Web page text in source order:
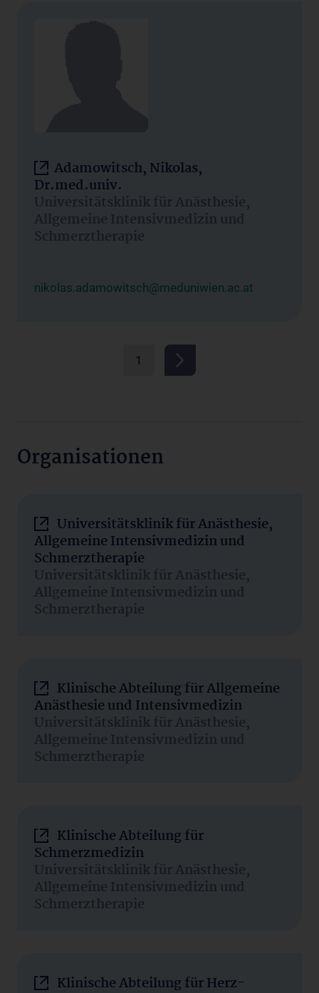
Adamowitsch, Nikolas,
Dr.med.univ.
Universitätsklinik für Anästhesie,
Allgemeine Intensivmedizin und
Schmerztherapie
nikolas.adamowitsch@meduniwien.ac.at
1
Organisationen
Universitätsklinik für Anästhesie,
Allgemeine Intensivmedizin und
Schmerztherapie
Universitätsklinik für Anästhesie,
Allgemeine Intensivmedizin und
Schmerztherapie
Klinische Abteilung für Allgemeine
Anästhesie und Intensivmedizin
Universitätsklinik für Anästhesie,
Allgemeine Intensivmedizin und
Schmerztherapie
Klinische Abteilung für
Schmerzmedizin
Universitätsklinik für Anästhesie,
Allgemeine Intensivmedizin und
Schmerztherapie
Klinische Abteilung für Herz-